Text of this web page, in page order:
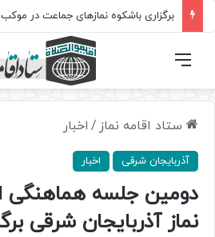
برگزاری باشکوه نمازهای جماعت در
فهرست
ستاد اقامه نماز / اخبار
آذربایجان شرقی اخبار
دومین جلسه هماهنگی
نماز آذربایجان شرقی